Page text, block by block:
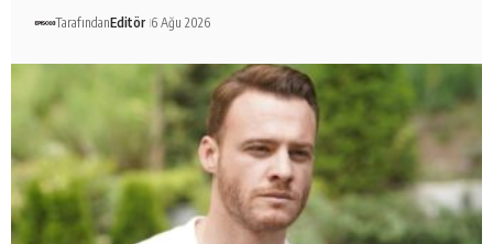
TarafındanEditör 6 Ağu 2026